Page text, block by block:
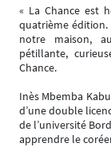
« La Chance est
quatrième
notre maison,
pétillante,
Chance.
Inès Mbemba
d’une double
de l’université
apprendre le